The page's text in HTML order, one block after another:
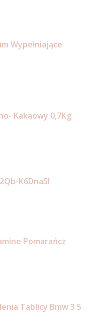
Wypełniające
Kakaowy 0,7Kg
K6Dna5I
Pomarańcz
Tablicy Bmw 3 5